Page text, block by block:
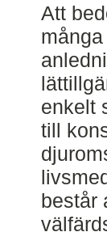
Att
enkelt
till
består